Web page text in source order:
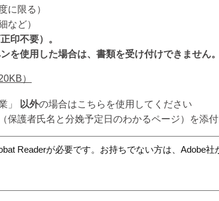
に限る）
など）
印不要）。
を使用した場合は、書類を受け付けできません。
）
」 以外の場合はこちらを使用してください
護者氏名と分娩予定日のわかるページ）を添
Readerが必要です。お持ちでない方は、Adobe社